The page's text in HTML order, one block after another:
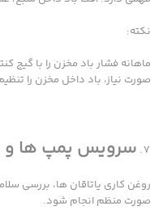
نکته:
صورت نیاز، باد داخل مخزن را
سرویس پمپ ها و
روغن کاری یاتاقان ها، بررسی
صورت منظم انجام شود.